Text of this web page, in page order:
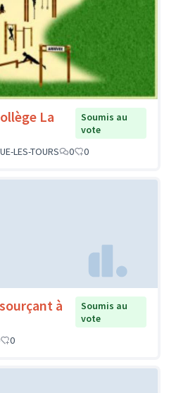
La
Soumis au
vote
LES-TOURS
0 0
à
Soumis au
vote
0